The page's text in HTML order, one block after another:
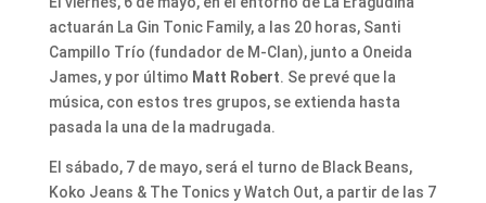
actuarán La Gin Tonic Family, a las 20 horas, Santi
Campillo Trío (fundador de M-Clan), junto a Oneida
James, y por último Matt Robert. Se prevé que la
música, con estos tres grupos, se extienda hasta
pasada la una de la madrugada.
El sábado, 7 de mayo, será el turno de Black Beans,
Koko Jeans & The Tonics y Watch Out, a partir de las 7